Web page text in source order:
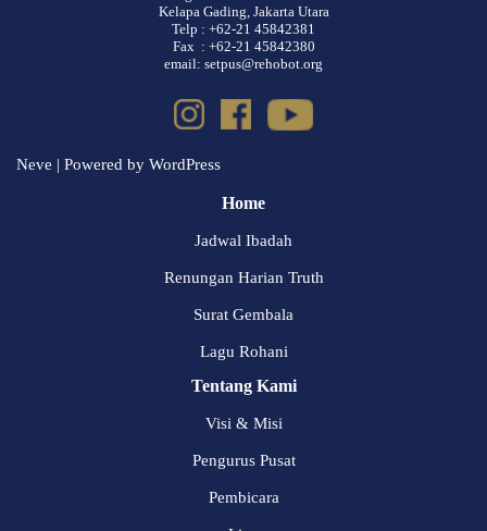
Kelapa Gading, Jakarta Utara
Telp : +62-21 45842381
Fax : +62-21 45842380
email: setpus@rehobot.org
Neve | Powered by WordPress
Home
Jadwal Ibadah
Renungan Harian Truth
Surat Gembala
Lagu Rohani
Tentang Kami
Visi & Misi
Pengurus Pusat
Pembicara